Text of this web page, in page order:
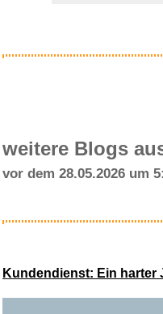
weitere Blogs
vor dem 28.05.2026 um
Kundendienst: Ein harter